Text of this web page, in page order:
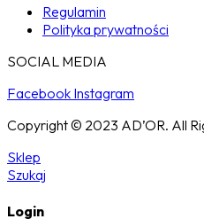
Regulamin
Polityka prywatności
SOCIAL MEDIA
Facebook Instagram
Copyright © 2023 AD’OR. All
Sklep
Szukaj
Login